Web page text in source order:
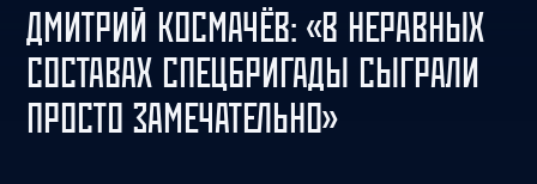
ДМИТРИЙ КОСМАЧЁВ: «В НЕРАВНЫХ
СОСТАВАХ СПЕЦБРИГАДЫ СЫГРАЛИ
ПРОСТО ЗАМЕЧАТЕЛЬНО»